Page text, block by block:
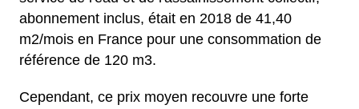
abonnement inclus, était en 2018 de 41,40
m2/mois en France pour une consommation de
référence de 120 m3.
Cependant, ce prix moyen recouvre une forte